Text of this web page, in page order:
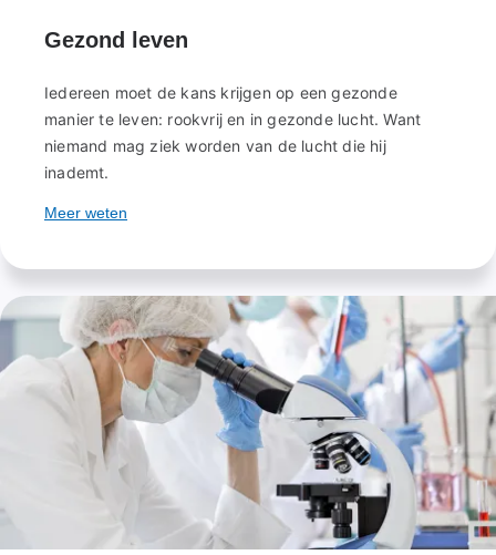
Gezond leven
Iedereen moet de kans krijgen op een gezonde
manier te leven: rookvrij en in gezonde lucht. Want
niemand mag ziek worden van de lucht die hij
inademt.
Meer weten